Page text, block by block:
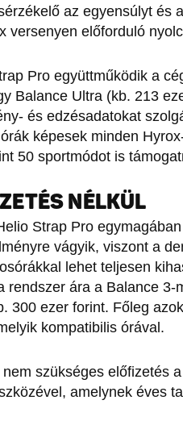
az egyensúlyt és
versenyen előforduló
Pro együttműködik a
Balance Ultra (kb. 213
és edzésadatokat
képesek minden
50 sportmódot is
NÉLKÜL
Strap Pro
vágyik, viszont a
lehet teljesen
rendszer ára a Balance
300 ezer forint. Főleg
kompatibilis órával.
szükséges előfizetés
amelynek éves